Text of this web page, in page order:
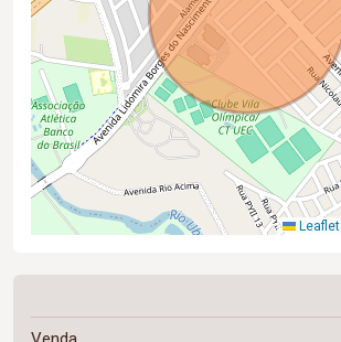
Leaflet